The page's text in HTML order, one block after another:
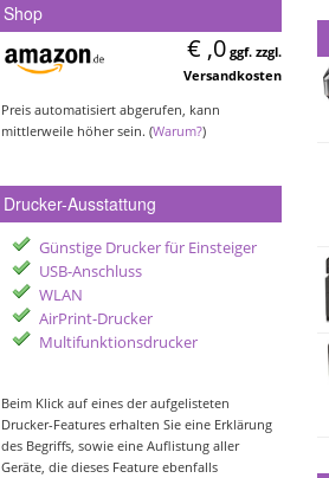
Shop
€ ,0 ggf. zzgl.
Versandkosten
Preis automatisiert abgerufen, kann
mittlerweile höher sein. (Warum?)
Drucker-Ausstattung
Günstige Drucker für Einsteiger
USB-Anschluss
WLAN
AirPrint-Drucker
Multifunktionsdrucker
Beim Klick auf eines der aufgelisteten
Drucker-Features erhalten Sie eine Erklärung
des Begriffs, sowie eine Auflistung aller
Geräte, die dieses Feature ebenfalls